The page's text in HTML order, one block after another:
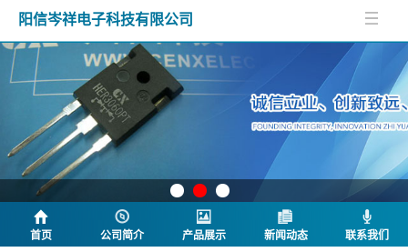
阳信岑祥电子科技有限公司
首页 公司简介 产品展示 新闻动态 联系我们